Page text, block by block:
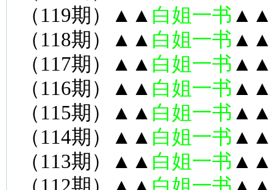
（119期）▲▲ 白姐一书 ▲▲
（118期）▲▲ 白姐一书 ▲▲
（117期）▲▲ 白姐一书 ▲▲
（116期）▲▲ 白姐一书 ▲▲
（115期）▲▲ 白姐一书 ▲▲
（114期）▲▲ 白姐一书 ▲▲
（113期）▲▲ 白姐一书 ▲▲